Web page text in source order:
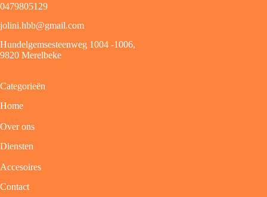
0479805129
jolini.hbb@gmail.com
Hundelgemsesteenweg 1004 -1006,
9820 Merelbeke
Categorieën
Home
Over ons
Diensten
Accesoires
Contact